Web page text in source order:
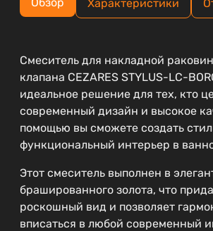
Характеристики
Смеситель для накладной
клапана CEZARES STYLUS-LC-
идеальное решение для тех, кто
современный дизайн и высокое
помощью вы сможете создать
функциональный интерьер в
Этот смеситель выполнен в
брашированного золота, что
роскошный вид и позволяет
вписаться в любой современный